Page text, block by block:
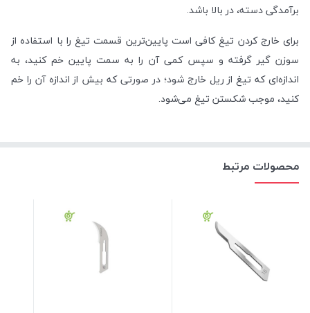
برآمدگی دسته، در بالا باشد.
برای خارج کردن تیغ کافی است پایین‌ترین قسمت تیغ را با استفاده از
سوزن گیر گرفته و سپس کمی آن را به سمت پایین خم کنید، به
اندازه‌ای که تیغ از ریل خارج شود؛ در صورتی که بیش از اندازه آن را خم
کنید، موجب شکستن تیغ می‌شود.
محصولات مرتبط